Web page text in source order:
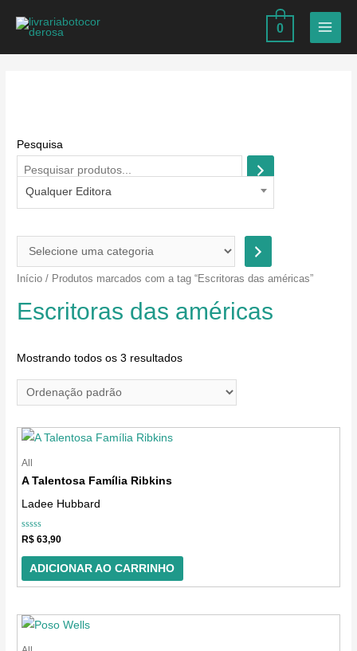
para
0
MAIN
Início / Produtos marcados com a tag “Escritoras das américas”
Escritoras das américas
Mostrando todos os 3 resultados
All
A Talentosa Família Ribkins
Ladee Hubbard
Avaliação
de
R$ 63,90
ADICIONAR AO CARRINHO
Pesquisa
Qualquer Editora
e
e
i
u
m
a
a
g